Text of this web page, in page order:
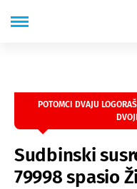
POTOMCI DVAJU
Sudbinski
79998 spasio